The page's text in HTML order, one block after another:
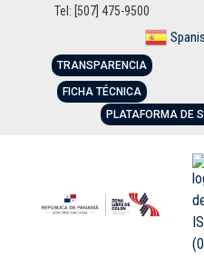
Tel: [507] 475-9500
TRANSPARENCIA
FICHA TÉCNICA
PLATAFORMA DE